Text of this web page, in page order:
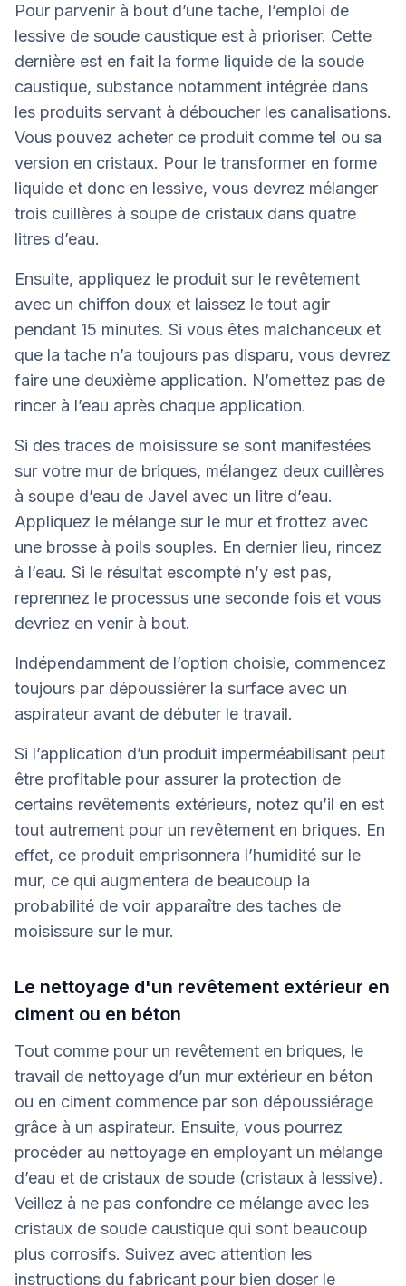
Pour parvenir à bout d’une tache, l’emploi de
lessive de soude caustique est à prioriser. Cette
dernière est en fait la forme liquide de la soude
caustique, substance notamment intégrée dans
les produits servant à déboucher les canalisations.
Vous pouvez acheter ce produit comme tel ou sa
version en cristaux. Pour le transformer en forme
liquide et donc en lessive, vous devrez mélanger
trois cuillères à soupe de cristaux dans quatre
litres d’eau.
Ensuite, appliquez le produit sur le revêtement
avec un chiffon doux et laissez le tout agir
pendant 15 minutes. Si vous êtes malchanceux et
que la tache n’a toujours pas disparu, vous devrez
faire une deuxième application. N’omettez pas de
rincer à l’eau après chaque application.
Si des traces de moisissure se sont manifestées
sur votre mur de briques, mélangez deux cuillères
à soupe d’eau de Javel avec un litre d’eau.
Appliquez le mélange sur le mur et frottez avec
une brosse à poils souples. En dernier lieu, rincez
à l’eau. Si le résultat escompté n’y est pas,
reprennez le processus une seconde fois et vous
devriez en venir à bout.
Indépendamment de l’option choisie, commencez
toujours par dépoussiérer la surface avec un
aspirateur avant de débuter le travail.
Si l’application d’un produit imperméabilisant peut
être profitable pour assurer la protection de
certains revêtements extérieurs, notez qu’il en est
tout autrement pour un revêtement en briques. En
effet, ce produit emprisonnera l’humidité sur le
mur, ce qui augmentera de beaucoup la
probabilité de voir apparaître des taches de
moisissure sur le mur.
Le nettoyage d'un revêtement extérieur en
ciment ou en béton
Tout comme pour un revêtement en briques, le
travail de nettoyage d’un mur extérieur en béton
ou en ciment commence par son dépoussiérage
grâce à un aspirateur. Ensuite, vous pourrez
procéder au nettoyage en employant un mélange
d’eau et de cristaux de soude (cristaux à lessive).
Veillez à ne pas confondre ce mélange avec les
cristaux de soude caustique qui sont beaucoup
plus corrosifs. Suivez avec attention les
instructions du fabricant pour bien doser le